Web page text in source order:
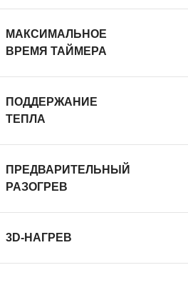
МАКСИМАЛЬНОЕ
ВРЕМЯ ТАЙМЕРА
ПОДДЕРЖАНИЕ
ТЕПЛА
ПРЕДВАРИТЕЛЬНЫЙ
РАЗОГРЕВ
3D-НАГРЕВ